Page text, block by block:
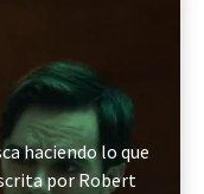
haciendo lo que
por Robert